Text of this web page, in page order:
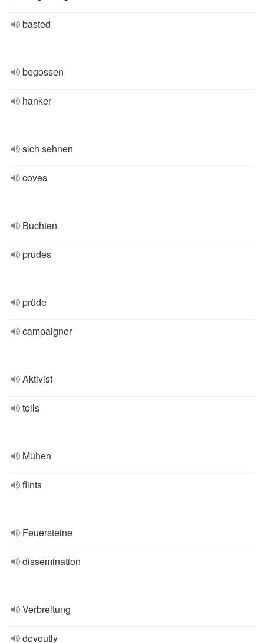
basted
begossen
hanker
sich sehnen
coves
Buchten
prudes
prüde
campaigner
Aktivist
toils
Mühen
flints
Feuersteine
dissemination
Verbreitung
devoutly